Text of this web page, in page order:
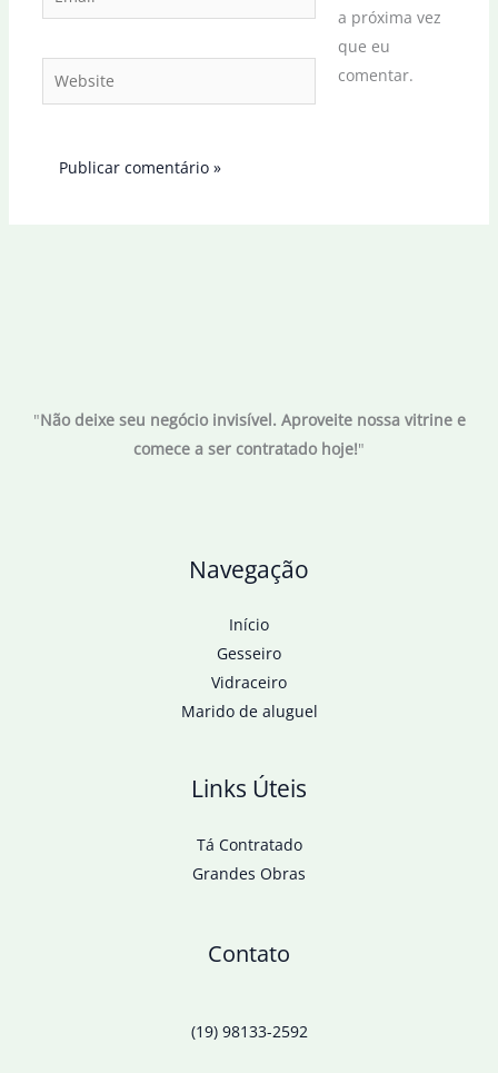
Website
a próxima vez
que eu
comentar.
"Não deixe seu negócio invisível. Aproveite nossa vitrine e
comece a ser contratado hoje!"
Navegação
Início
Gesseiro
Vidraceiro
Marido de aluguel
Links Úteis
Tá Contratado
Grandes Obras
Contato
(19) 98133-2592